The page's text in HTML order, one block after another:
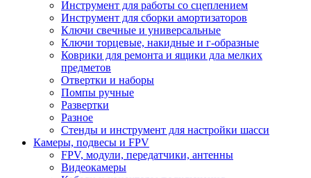
Инструмент для работы со сцеплением
Инструмент для сборки амортизаторов
Ключи свечные и универсальные
Ключи торцевые, накидные и г-образные
Коврики для ремонта и ящики дла мелких
предметов
Отвертки и наборы
Помпы ручные
Развертки
Разное
Стенды и инструмент для настройки шасси
Камеры, подвесы и FPV
FPV, модули, передатчики, антенны
Видеокамеры